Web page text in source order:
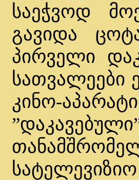
საეჭვოდ
გავიდა
პირველი
სათვალეები
კინო-